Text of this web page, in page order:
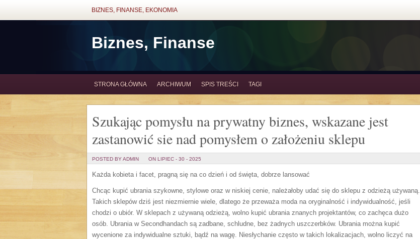
BIZNES, FINANSE, EKONOMIA
Biznes, Finanse
STRONA GŁÓWNA ARCHIWUM SPIS TREŚCI TAGI
Szukając pomysłu na prywatny biznes, wskazane jest
zastanowić sie nad pomysłem o założeniu sklepu
POSTED BY ADMIN ON LIPIEC - 30 - 2025
Każda kobieta i facet, pragną się na co dzień i od święta, dobrze lansować
Chcąc kupić ubrania szykowne, stylowe oraz w niskiej cenie, należałoby udać się do sklepu z odzieżą używaną.
Takich sklepów dziś jest niezmiernie wiele, dlatego że przeważa moda na oryginalność i indywidualność, jeśli
chodzi o ubiór. W sklepach z używaną odzieżą, wolno kupić ubrania znanych projektantów, co zachęca dużo
osób. Ubrania w Secondhandach są zadbane, schludne, bez żadnych uszczerbków. Ubrania można kupić
wycenione za indywidualne sztuki, bądź na wagę. Niesłychanie często w takich lokalizacjach, wolno liczyć na